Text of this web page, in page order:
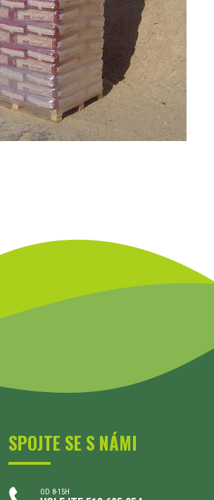
SPOJTE SE S NÁMI
OD 8-15H